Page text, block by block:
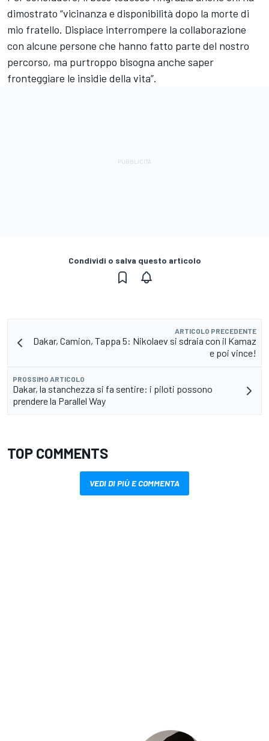
dimostrato “vicinanza e disponibilità dopo la morte di
mio fratello. Dispiace interrompere la collaborazione
con alcune persone che hanno fatto parte del nostro
percorso, ma purtroppo bisogna anche saper
fronteggiare le insidie della vita”.
Condividi o salva questo articolo
ARTICOLO PRECEDENTE
Dakar, Camion, Tappa 5: Nikolaev si sdraia con il Kamaz
e poi vince!
PROSSIMO ARTICOLO
Dakar, la stanchezza si fa sentire: i piloti possono
prendere la Parallel Way
TOP COMMENTS
VEDI DI PIÙ E COMMENTA